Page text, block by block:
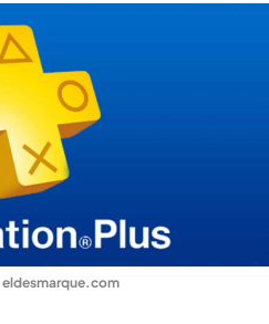
eldesmarque.com